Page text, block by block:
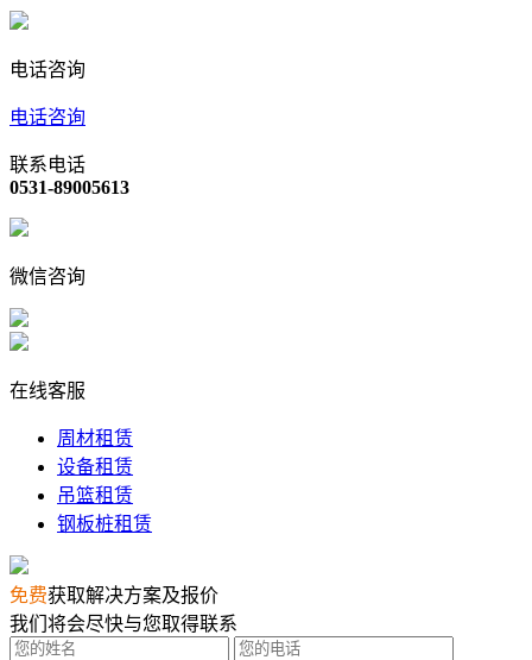
电话咨询
电话咨询
联系电话
0531-89005613
微信咨询
在线客服
周材租赁
设备租赁
吊篮租赁
钢板桩租赁
免费获取解决方案及报价
我们将会尽快与您取得联系